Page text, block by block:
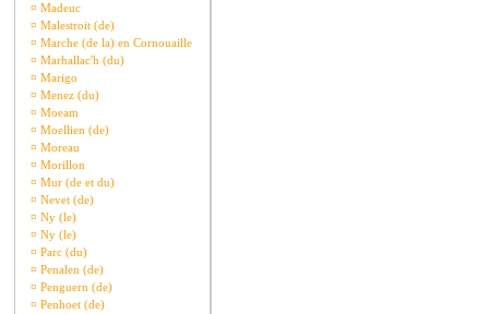
¤ Madeuc
¤ Malestroit (de)
¤ Marche (de la) en Cornouaille
¤ Marhallac'h (du)
¤ Marigo
¤ Menez (du)
¤ Moeam
¤ Moellien (de)
¤ Moreau
¤ Morillon
¤ Mur (de et du)
¤ Nevet (de)
¤ Ny (le)
¤ Ny (le)
¤ Parc (du)
¤ Penalen (de)
¤ Penguern (de)
¤ Penhoet (de)